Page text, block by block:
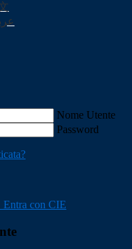
Nome Utente
Password
Entra con CIE